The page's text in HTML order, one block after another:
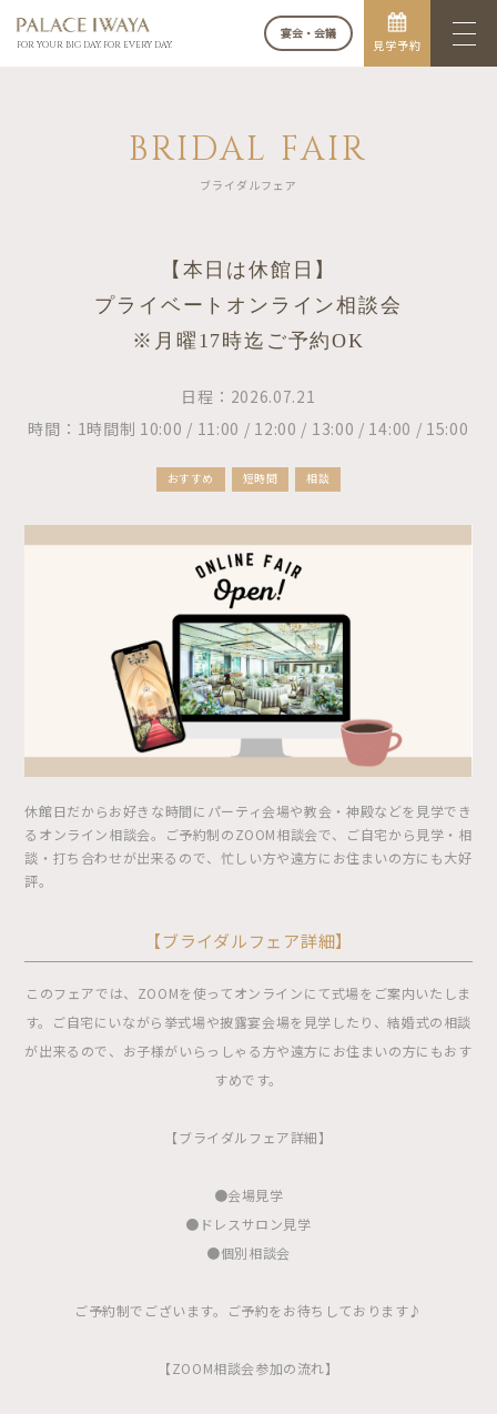
FOR YOUR BIG DAY. FOR EVERY DAY.
宴会・会議
見学予約
BRIDAL FAIR
ブライダルフェア
【本日は休館日】
プライベートオンライン相談会
※月曜17時迄ご予約OK
日程：2026.07.21
時間：1時間制 10:00 / 11:00 / 12:00 / 13:00 / 14:00 / 15:00
おすすめ 短時間 相談
休館日だからお好きな時間にパーティ会場や教会・神殿などを見学でき
るオンライン相談会。ご予約制のZOOM相談会で、ご自宅から見学・相
談・打ち合わせが出来るので、忙しい方や遠方にお住まいの方にも大好
評。
【ブライダルフェア詳細】
このフェアでは、ZOOMを使ってオンラインにて式場をご案内いたしま
す。ご自宅にいながら挙式場や披露宴会場を見学したり、結婚式の相談
が出来るので、お子様がいらっしゃる方や遠方にお住まいの方にもおす
すめです。
【ブライダルフェア詳細】
●会場見学
●ドレスサロン見学
●個別相談会
ご予約制でございます。ご予約をお待ちしております♪
【ZOOM相談会参加の流れ】